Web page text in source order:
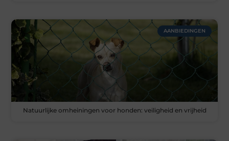
AANBIEDINGEN
Natuurlijke omheiningen voor honden: veiligheid en vrijheid